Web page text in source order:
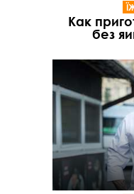
Как
без